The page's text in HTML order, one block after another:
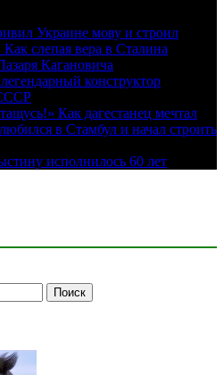
Украине мову и строил
слепая вера в Сталина
Кагановича
конструктор
Как дагестанец мечтал
в Стамбул и начал строить
исполнилось 60 лет